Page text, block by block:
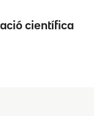
científica